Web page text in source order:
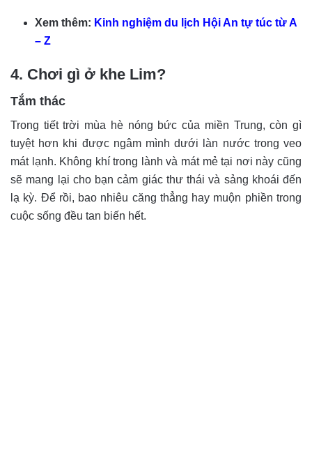
Xem thêm: Kinh nghiệm du lịch Hội An tự túc từ A
– Z
4. Chơi gì ở khe Lim?
Tắm thác
Trong tiết trời mùa hè nóng bức của miền Trung, còn gì
tuyệt hơn khi được ngâm mình dưới làn nước trong veo
mát lạnh. Không khí trong lành và mát mẻ tại nơi này cũng
sẽ mang lại cho bạn cảm giác thư thái và sảng khoái đến
lạ kỳ. Để rồi, bao nhiêu căng thẳng hay muộn phiền trong
cuộc sống đều tan biến hết.